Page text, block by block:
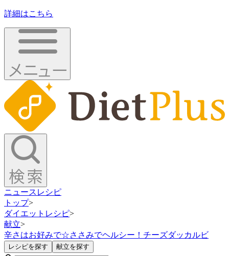
詳細はこちら
ニュース レシピ
トップ>
ダイエットレシピ>
献立>
辛さはお好みで☆ささみでヘルシー！チーズダッカルビ
レシピを探す 献立を探す